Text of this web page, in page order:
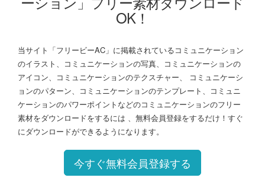
OK！
当サイト「フリービーAC」に掲載されているコミュニケーション
のイラスト、コミュニケーションの写真、コミュニケーションの
アイコン、コミュニケーションのテクスチャー、 コミュニケーシ
ョンのパターン、コミュニケーションのテンプレート、コミュニ
ケーションのパワーポイントなどのコミュニケーションのフリー
素材をダウンロードをするには 、無料会員登録をするだけ！すぐ
にダウンロードができるようになります。
今すぐ無料会員登録する